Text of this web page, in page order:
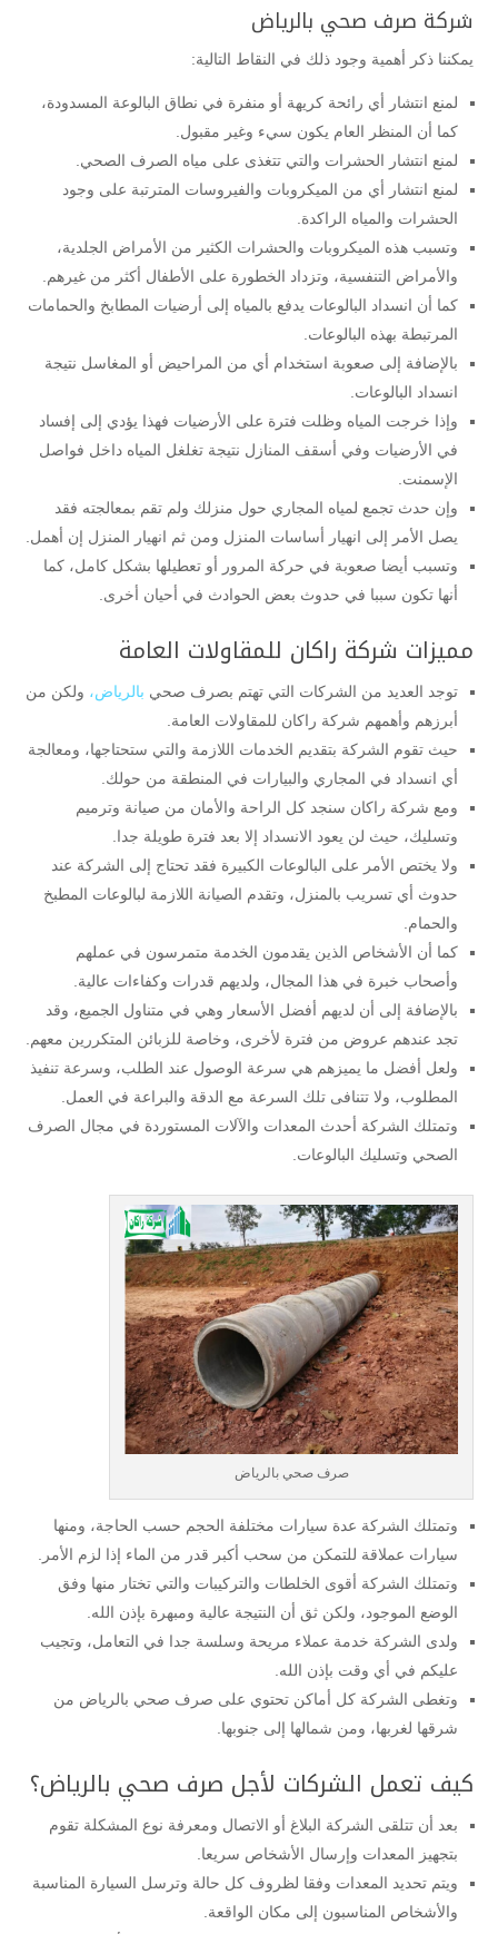
شركة صرف صحي بالرياض
يمكننا ذكر أهمية وجود ذلك في النقاط التالية:
لمنع انتشار أي رائحة كريهة أو منفرة في نطاق البالوعة المسدودة،
كما أن المنظر العام يكون سيء وغير مقبول.
لمنع انتشار الحشرات والتي تتغذى على مياه الصرف الصحي.
لمنع انتشار أي من الميكروبات والفيروسات المترتبة على وجود
الحشرات والمياه الراكدة.
وتسبب هذه الميكروبات والحشرات الكثير من الأمراض الجلدية،
والأمراض التنفسية، وتزداد الخطورة على الأطفال أكثر من غيرهم.
كما أن انسداد البالوعات يدفع بالمياه إلى أرضيات المطابخ والحمامات
المرتبطة بهذه البالوعات.
بالإضافة إلى صعوبة استخدام أي من المراحيض أو المغاسل نتيجة
انسداد البالوعات.
وإذا خرجت المياه وظلت فترة على الأرضيات فهذا يؤدي إلى إفساد
في الأرضيات وفي أسقف المنازل نتيجة تغلغل المياه داخل فواصل
الإسمنت.
وإن حدث تجمع لمياه المجاري حول منزلك ولم تقم بمعالجته فقد
يصل الأمر إلى انهيار أساسات المنزل ومن ثم انهيار المنزل إن أهمل.
وتسبب أيضا صعوبة في حركة المرور أو تعطيلها بشكل كامل، كما
أنها تكون سببا في حدوث بعض الحوادث في أحيان أخرى.
مميزات شركة راكان للمقاولات العامة
توجد العديد من الشركات التي تهتم بصرف صحي بالرياض، ولكن من
أبرزهم وأهمهم شركة راكان للمقاولات العامة.
حيث تقوم الشركة بتقديم الخدمات اللازمة والتي ستحتاجها، ومعالجة
أي انسداد في المجاري والبيارات في المنطقة من حولك.
ومع شركة راكان سنجد كل الراحة والأمان من صيانة وترميم
وتسليك، حيث لن يعود الانسداد إلا بعد فترة طويلة جدا.
ولا يختص الأمر على البالوعات الكبيرة فقد تحتاج إلى الشركة عند
حدوث أي تسريب بالمنزل، وتقدم الصيانة اللازمة لبالوعات المطبخ
والحمام.
كما أن الأشخاص الذين يقدمون الخدمة متمرسون في عملهم
وأصحاب خبرة في هذا المجال، ولديهم قدرات وكفاءات عالية.
بالإضافة إلى أن لديهم أفضل الأسعار وهي في متناول الجميع، وقد
تجد عندهم عروض من فترة لأخرى، وخاصة للزبائن المتكررين معهم.
ولعل أفضل ما يميزهم هي سرعة الوصول عند الطلب، وسرعة تنفيذ
المطلوب، ولا تتنافى تلك السرعة مع الدقة والبراعة في العمل.
وتمتلك الشركة أحدث المعدات والآلات المستوردة في مجال الصرف
الصحي وتسليك البالوعات.
صرف صحي بالرياض
وتمتلك الشركة عدة سيارات مختلفة الحجم حسب الحاجة، ومنها
سيارات عملاقة للتمكن من سحب أكبر قدر من الماء إذا لزم الأمر.
وتمتلك الشركة أقوى الخلطات والتركيبات والتي تختار منها وفق
الوضع الموجود، ولكن ثق أن النتيجة عالية ومبهرة بإذن الله.
ولدى الشركة خدمة عملاء مريحة وسلسة جدا في التعامل، وتجيب
عليكم في أي وقت بإذن الله.
وتغطى الشركة كل أماكن تحتوي على صرف صحي بالرياض من
شرقها لغربها، ومن شمالها إلى جنوبها.
كيف تعمل الشركات لأجل صرف صحي بالرياض؟
بعد أن تتلقى الشركة البلاغ أو الاتصال ومعرفة نوع المشكلة تقوم
بتجهيز المعدات وإرسال الأشخاص سريعا.
ويتم تحديد المعدات وفقا لظروف كل حالة وترسل السيارة المناسبة
والأشخاص المناسبون إلى مكان الواقعة.